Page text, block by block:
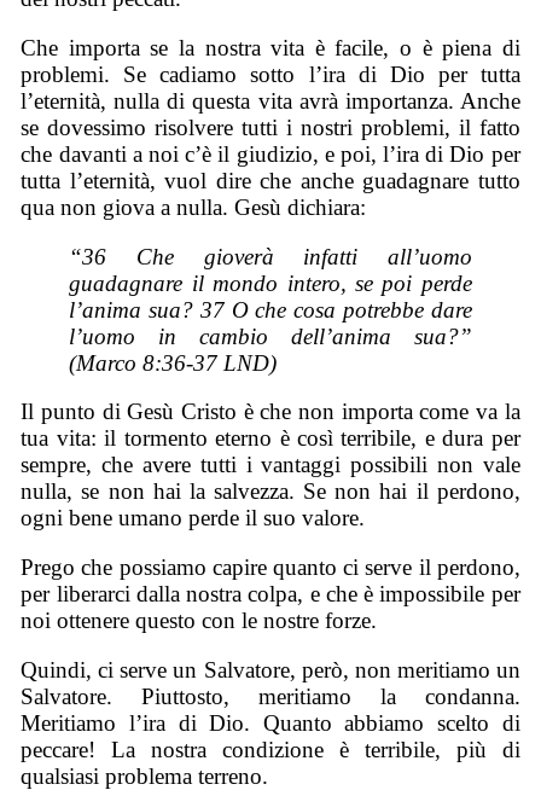
Che importa se la nostra vita è facile, o è piena di
problemi. Se cadiamo sotto l’ira di Dio per tutta
l’eternità, nulla di questa vita avrà importanza. Anche
se dovessimo risolvere tutti i nostri problemi, il fatto
che davanti a noi c’è il giudizio, e poi, l’ira di Dio per
tutta l’eternità, vuol dire che anche guadagnare tutto
qua non giova a nulla. Gesù dichiara:
“36 Che gioverà infatti all’uomo
guadagnare il mondo intero, se poi perde
l’anima sua? 37 O che cosa potrebbe dare
l’uomo in cambio dell’anima sua?”
(Marco 8:36-37 LND)
Il punto di Gesù Cristo è che non importa come va la
tua vita: il tormento eterno è così terribile, e dura per
sempre, che avere tutti i vantaggi possibili non vale
nulla, se non hai la salvezza. Se non hai il perdono,
ogni bene umano perde il suo valore.
Prego che possiamo capire quanto ci serve il perdono,
per liberarci dalla nostra colpa, e che è impossibile per
noi ottenere questo con le nostre forze.
Quindi, ci serve un Salvatore, però, non meritiamo un
Salvatore. Piuttosto, meritiamo la condanna.
Meritiamo l’ira di Dio. Quanto abbiamo scelto di
peccare! La nostra condizione è terribile, più di
qualsiasi problema terreno.